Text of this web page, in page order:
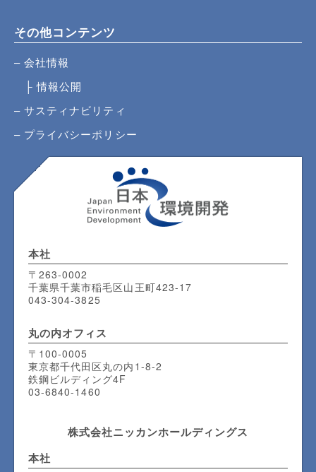
その他コンテンツ
会社情報
情報公開
サスティナビリティ
プライバシーポリシー
本社
〒263-0002
千葉県千葉市稲毛区山王町423-17
043-304-3825
丸の内オフィス
〒100-0005
東京都千代田区丸の内1-8-2
鉄鋼ビルディング4F
03-6840-1460
株式会社ニッカンホールディングス
本社